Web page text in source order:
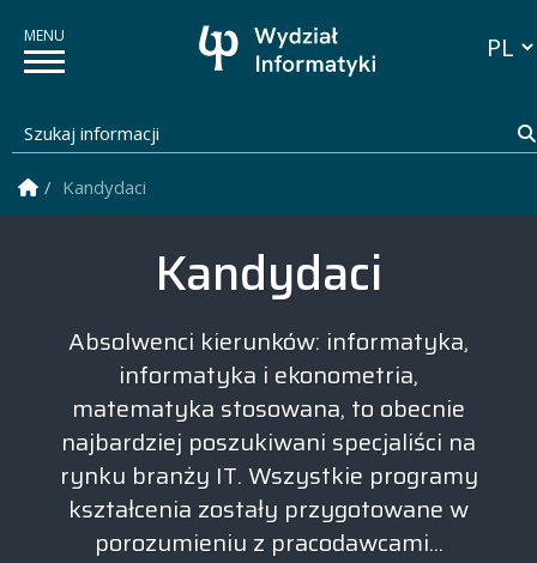
Szukaj informacji
Strona Główna
Kandydaci
Wydział Informatyki PB
Kandydaci
Absolwenci kierunków: informatyka,
informatyka i ekonometria,
matematyka stosowana, to obecnie
najbardziej poszukiwani specjaliści na
rynku branży IT. Wszystkie programy
kształcenia zostały przygotowane w
porozumieniu z pracodawcami...